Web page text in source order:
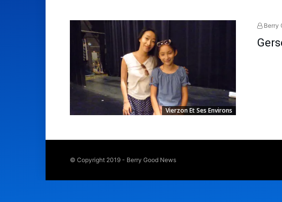
Vierzon Et Ses Environs
Berry
© Copyright 2019 - Berry Good News